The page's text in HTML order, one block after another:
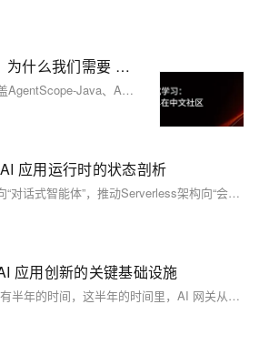
构建企业级 AI 应用：为什么我们需要 AI 中间件？
阿里云发布AI中间件，涵盖AgentScope-Java、AI MQ、Higress、Nacos及可观测体系，全面开源核心技术，助力企业构建分布式多Agent架构，推动AI原生应用规模化落地。
应用运行时的状态剖析
AI应用正从“请求-响应”迈向“对话式智能体”，推动Serverless架构向“会话原生”演进。阿里云函数计算引领云上 AI 应用 Serverless 运行时技术创新，实现性能、隔离与成本平衡，开启Serverless AI新范式。
应用创新的关键基础设施
AI 网关作为云产品推出已有半年的时间，这半年的时间里，AI 网关从内核到外在都进行了大量的进化，本文将从 AI 网关的诞生、AI 网关的产品能力、AI 网关的开放生态，以及新推出的 Serverless 版，对其进行一个全面的介绍，期望对正在进行 AI 应用落地的朋友，在 AI 基础设施选型方面提供一些参考。